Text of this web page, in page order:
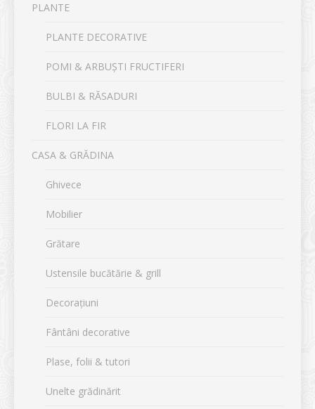
PLANTE
PLANTE DECORATIVE
POMI & ARBUȘTI FRUCTIFERI
BULBI & RĂSADURI
FLORI LA FIR
CASA & GRĂDINA
Ghivece
Mobilier
Grătare
Ustensile bucătărie & grill
Decorațiuni
Fântâni decorative
Plase, folii & tutori
Unelte grădinărit